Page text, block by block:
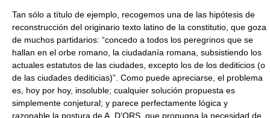
Tan sólo a título de ejemplo, recogemos una de las hipótesis de
reconstrucción del originario texto latino de la constitutio, que goza
de muchos partidarios: “concedo a todos los peregrinos que se
hallan en el orbe romano, la ciudadanía romana, subsistiendo los
actuales estatutos de las ciudades, excepto los de los dediticios (o
de las ciudades dediticias)”. Como puede apreciarse, el problema
es, hoy por hoy, insoluble; cualquier solución propuesta es
simplemente conjetural; y parece perfectamente lógica y
razonable la postura de A. D’ORS, que propugna la necesidad de